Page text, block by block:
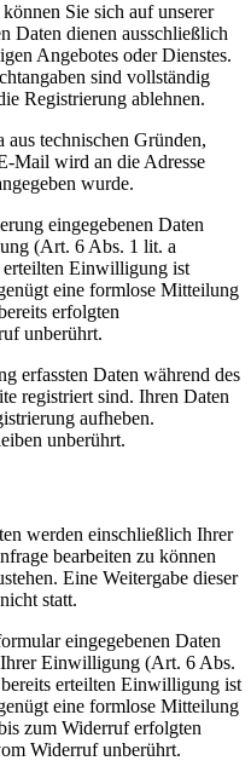
Sie sich auf unserer
Daten dienen ausschließlich
Angebotes oder Dienstes.
sind vollständig
Registrierung ablehnen.
technischen Gründen,
Mail wird an die Adresse
wurde.
eingegebenen Daten
(Art. 6 Abs. 1 lit. a
Einwilligung ist
eine formlose Mitteilung
erfolgten
unberührt.
erfassten Daten während des
registriert sind. Ihren Daten
aufheben.
unberührt.
werden einschließlich Ihrer
bearbeiten zu können
Eine Weitergabe dieser
statt.
eingegebenen Daten
Einwilligung (Art. 6 Abs.
erteilten Einwilligung ist
eine formlose Mitteilung
zum Widerruf erfolgten
Widerruf unberührt.